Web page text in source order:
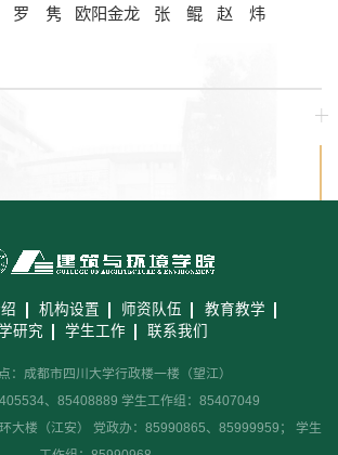
罗 隽 欧阳金龙 张 鲲
赵 炜
机构设置 师资队伍
教育教学
研究
学生工作 联系我们
：成都市四川大学行政楼一楼（望江）
、85408889 学生工作组：85407049
大楼（江安） 党政办：85990865、85999959； 学生